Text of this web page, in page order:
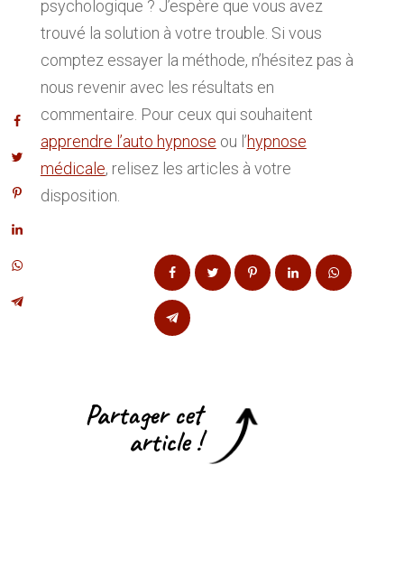
psychologique ? J’espère que vous avez
trouvé la solution à votre trouble. Si vous
comptez essayer la méthode, n’hésitez pas à
nous revenir avec les résultats en
commentaire. Pour ceux qui souhaitent
apprendre l’auto hypnose ou l’hypnose
médicale, relisez les articles à votre
disposition.
Partager cet
article !